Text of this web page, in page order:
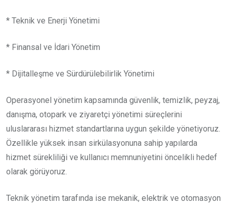
* Teknik ve Enerji Yönetimi
* Finansal ve İdari Yönetim
* Dijitalleşme ve Sürdürülebilirlik Yönetimi
Operasyonel yönetim kapsamında güvenlik, temizlik, peyzaj,
danışma, otopark ve ziyaretçi yönetimi süreçlerini
uluslararası hizmet standartlarına uygun şekilde yönetiyoruz.
Özellikle yüksek insan sirkülasyonuna sahip yapılarda
hizmet sürekliliği ve kullanıcı memnuniyetini öncelikli hedef
olarak görüyoruz.
Teknik yönetim tarafında ise mekanik, elektrik ve otomasyon